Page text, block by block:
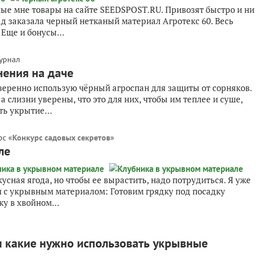
мне товары на сайте SEEDSPOST.RU. Привозят быстро и ни
заказала черный нетканый материал Агротекс 60. Весь
Еще и бонусы...
на даче
использую чёрный агроспан для защиты от сорняков.
слизни уверены, что это для них, чтобы им теплее и суше,
укрытие...
«Конкурс садовых секретов»
ягода, но чтобы ее вырастить, надо потрудиться. Я уже
укрывным материалом: Готовим грядку под посадку
в хвойном...
какие нужно использовать укрывные